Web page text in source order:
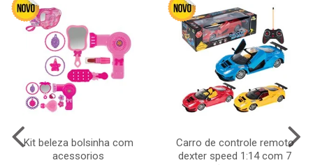
Kit beleza bolsinha com
acessorios
Carro de controle remoto
dexter speed 1:14 com 7